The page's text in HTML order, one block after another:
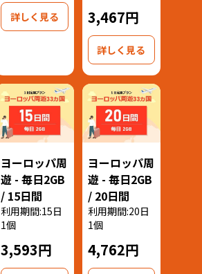
詳しく見る 3,467円
詳しく見る
ヨーロッパ周
遊 - 毎日2GB
/ 15日間
利用期間:15日
1個
3,593円
ヨーロッパ周
遊 - 毎日2GB
/ 20日間
利用期間:20日
1個
4,762円